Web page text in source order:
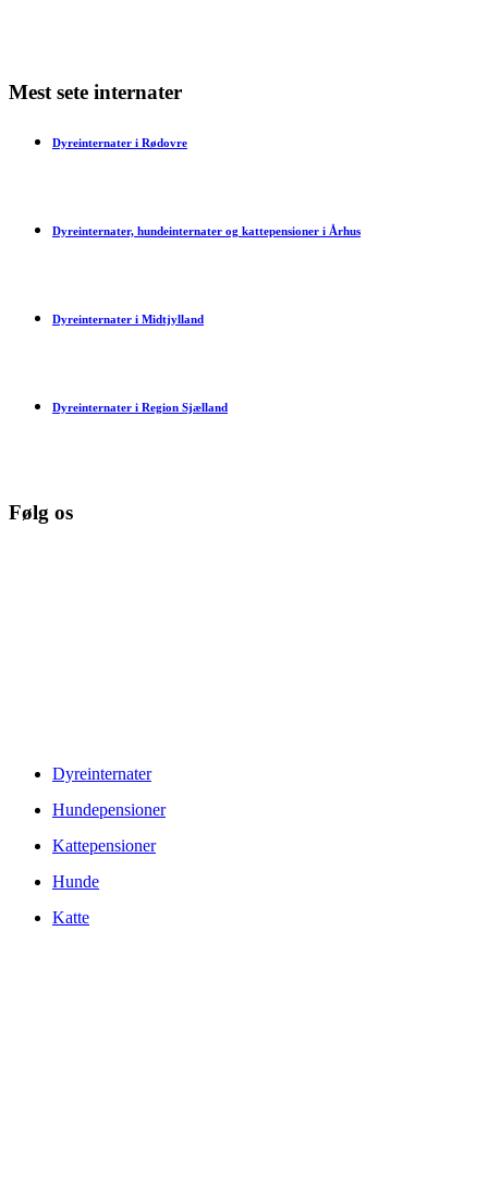
Mest sete internater
Dyreinternater i Rødovre
Dyreinternater, hundeinternater og kattepensioner i Århus
Dyreinternater i Midtjylland
Dyreinternater i Region Sjælland
Følg os
Dyreinternater
Hundepensioner
Kattepensioner
Hunde
Katte